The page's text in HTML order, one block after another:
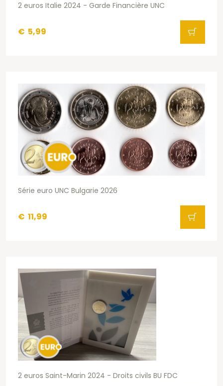
2 euros Italie 2024 - Garde Financière UNC
€ 5,99
Série euro UNC Bulgarie 2026
€ 11,99
2 euros Saint-Marin 2024 - Droits civils BU FDC